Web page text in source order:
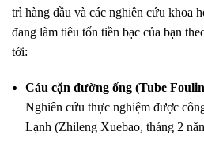
trì hàng đầu và các nghiên cứu khoa
đang làm tiêu tốn tiền bạc của bạn
tới:
Cáu cặn đường ống (Tube
Nghiên cứu thực nghiệm được
Lạnh (Zhileng Xuebao, tháng 2